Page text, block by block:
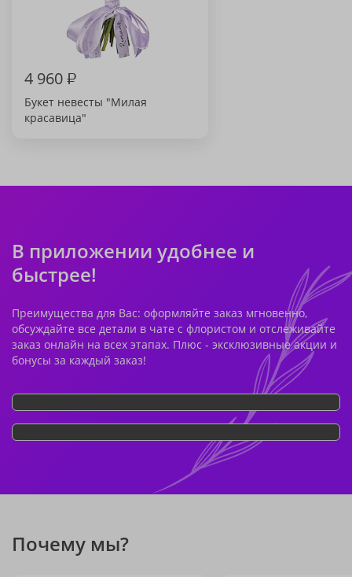
4 960₽
Букет невесты "Милая
красавица"
В приложении удобнее и
быстрее!
Преимущества для Вас: оформляйте заказ мгновенно,
обсуждайте все детали в чате с флористом и отслеживайте
заказ онлайн на всех этапах. Плюс - эксклюзивные акции и
бонусы за каждый заказ!
Почему мы?